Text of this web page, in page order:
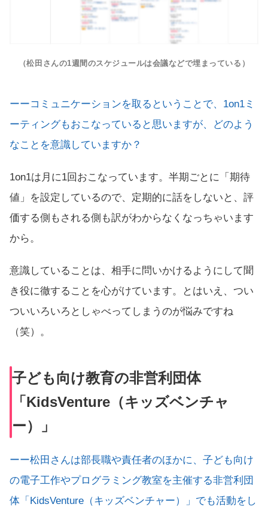
（松田さんの1週間のスケジュールは会議などで埋まっている）
ーーコミュニケーションを取るということで、1on1ミ
ーティングもおこなっていると思いますが、どのよう
なことを意識していますか？
1on1は月に1回おこなっています。半期ごとに「期待
値」を設定しているので、定期的に話をしないと、評
価する側もされる側も訳がわからなくなっちゃいます
から。
意識していることは、相手に問いかけるようにして聞
き役に徹することを心がけています。とはいえ、つい
ついいろいろとしゃべってしまうのが悩みですね
（笑）。
子ども向け教育の非営利団体
「KidsVenture（キッズベンチャ
ー）」
ーー松田さんは部長職や責任者のほかに、子ども向け
の電子工作やプログラミング教室を主催する非営利団
体「KidsVenture（キッズベンチャー）」でも活動をし